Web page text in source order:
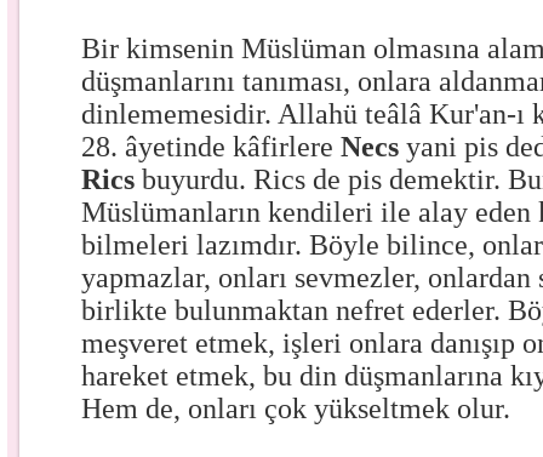
Bir kimsenin Müslüman olmasına
düşmanlarını tanıması, onlara
dinlememesidir. Allahü teâlâ Kur'an-ı
28. âyetinde kâfirlereNecs yani pis
Rics buyurdu. Rics de pis demektir.
Müslümanların kendileri ile alay
bilmeleri lazımdır. Böyle bilince,
yapmazlar, onları sevmezler, onlardan
birlikte bulunmaktan nefret ederler.
meşveret etmek, işleri onlara danışıp
hareket etmek, bu din düşmanlarına
Hem de, onları çok yükseltmek olur.